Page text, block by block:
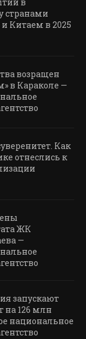
в
странами
Китаем в 2025
возращен
в Караколе —
Как
отнеслись к
ЖК
—
запускают
на 126 млн
национальное